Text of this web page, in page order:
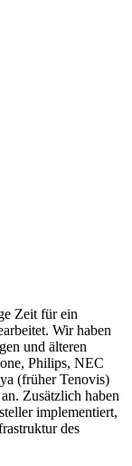
Zeit für ein
Wir haben
und älteren
Philips, NEC
(früher Tenovis)
Zusätzlich haben
implementiert,
des